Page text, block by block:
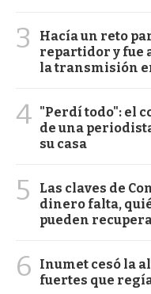
3
Hacía un reto
repartidor y fue
la transmisión
4 "Perdí todo": el
de una
su casa
5
Las claves de
dinero falta,
pueden
6
Inumet cesó la
fuertes que